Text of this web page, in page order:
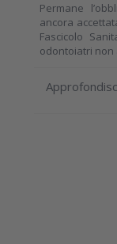
Permane
ancora
Fascicolo
odontoiatri non